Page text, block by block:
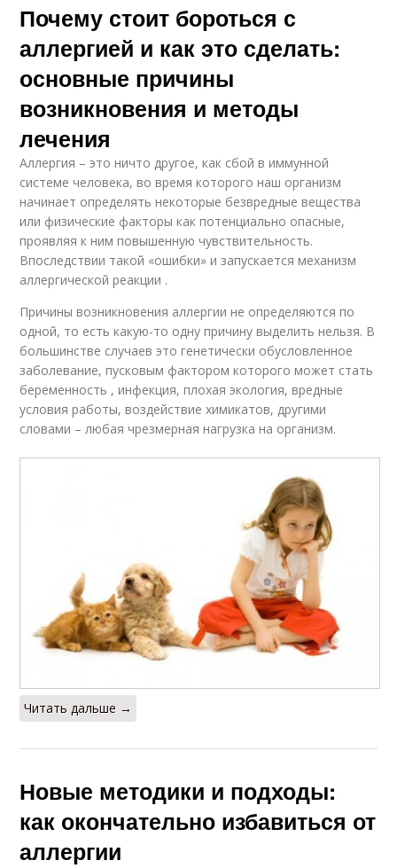
Почему стоит бороться с
аллергией и как это сделать:
основные причины
возникновения и методы
лечения
Аллергия – это ничто другое, как сбой в иммунной
системе человека, во время которого наш организм
начинает определять некоторые безвредные вещества
или физические факторы как потенциально опасные,
проявляя к ним повышенную чувствительность.
Впоследствии такой «ошибки» и запускается механизм
аллергической реакции .
Причины возникновения аллергии не определяются по
одной, то есть какую-то одну причину выделить нельзя. В
большинстве случаев это генетически обусловленное
заболевание, пусковым фактором которого может стать
беременность , инфекция, плохая экология, вредные
условия работы, воздействие химикатов, другими
словами – любая чрезмерная нагрузка на организм.
Читать дальше →
Новые методики и подходы:
как окончательно избавиться от
аллергии